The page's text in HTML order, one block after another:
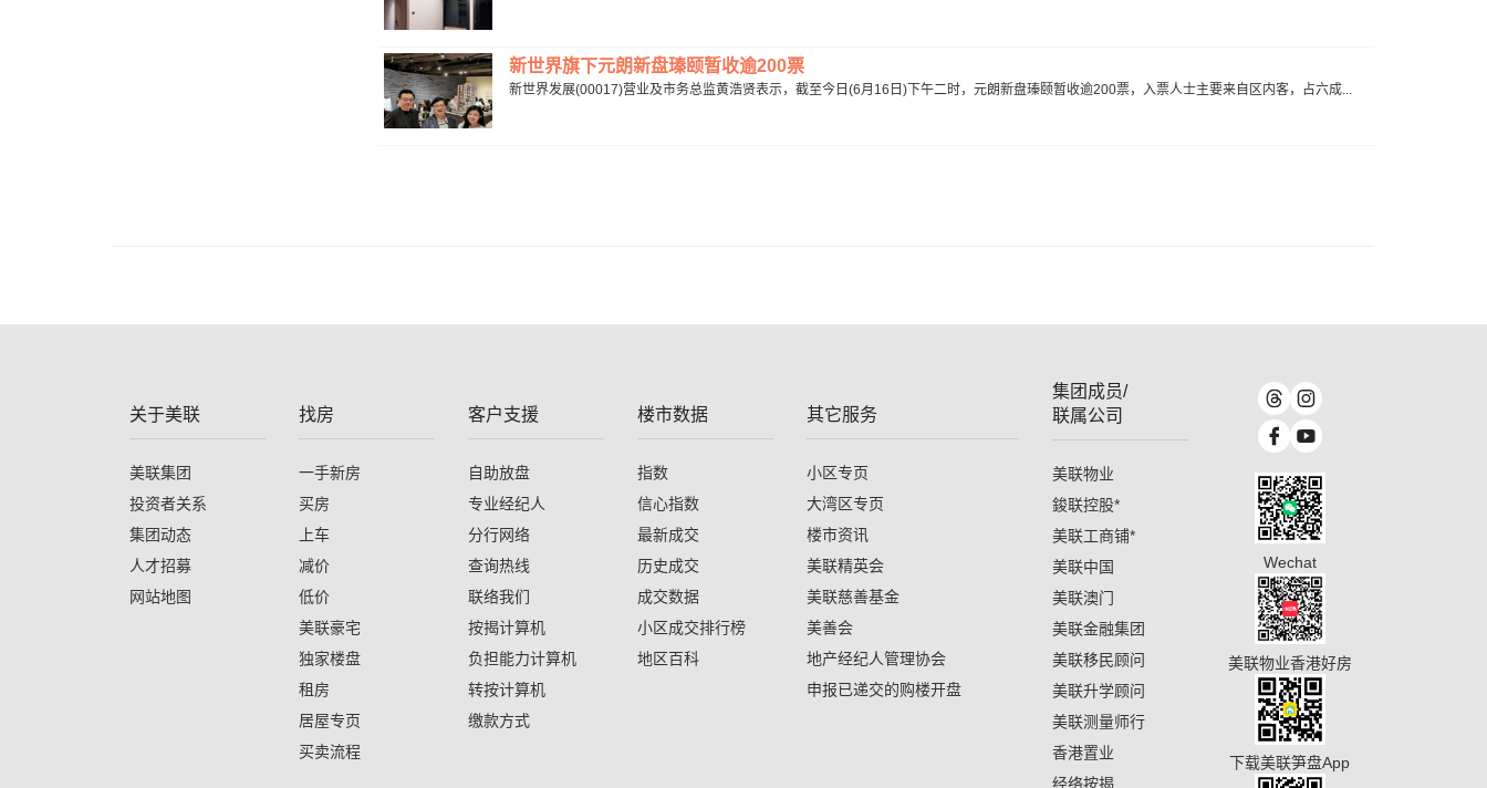
新世界旗下元朗新盘瑧颐暂收逾200票
新世界发展(00017)营业及市务总监黄浩贤表示，截至今日(6月16日)下午二时，元朗新盘瑧颐暂收逾200票，入票人士主要来自区内客，占六成...
关于美联
美联集团
投资者关系
集团动态
人才招募
网站地图
找房
一手新房
买房
上车
减价
低价
美联豪宅
独家楼盘
租房
居屋专页
买卖流程
客户支援
自助放盘
专业经纪人
分行网络
查询热线
联络我们
按揭计算机
负担能力计算机
转按计算机
缴款方式
楼市数据
指数
信心指数
最新成交
历史成交
成交数据
小区成交排行榜
地区百科
其它服务
小区专页
大湾区专页
楼市资讯
美联精英会
美联慈善基金
美善会
地产经纪人管理协会
申报已递交的购楼开盘
集团成员/
联属公司
美联物业
鋑联控股*
美联工商铺*
美联中国
美联澳门
美联金融集团
美联移民顾问
美联升学顾问
美联测量师行
香港置业
经络按揭
Wechat
美联物业香港好房
下载美联笋盘App